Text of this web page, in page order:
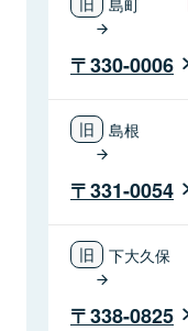
330-0006
島根
331-0054
下大久保
338-0825